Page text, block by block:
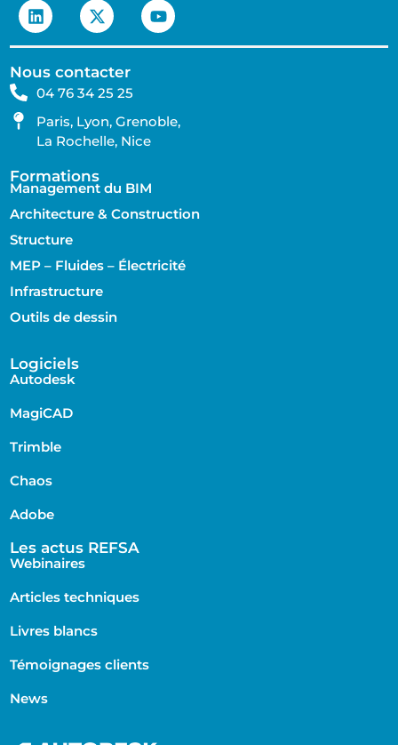
Nous contacter
04 76 34 25 25
Paris, Lyon, Grenoble,
La Rochelle, Nice
Formations
Management du BIM
Architecture & Construction
Structure
MEP – Fluides – Électricité
Infrastructure
Outils de dessin
Logiciels
Autodesk
MagiCAD
Trimble
Chaos
Adobe
Les actus REFSA
Webinaires
Articles techniques
Livres blancs
Témoignages clients
News